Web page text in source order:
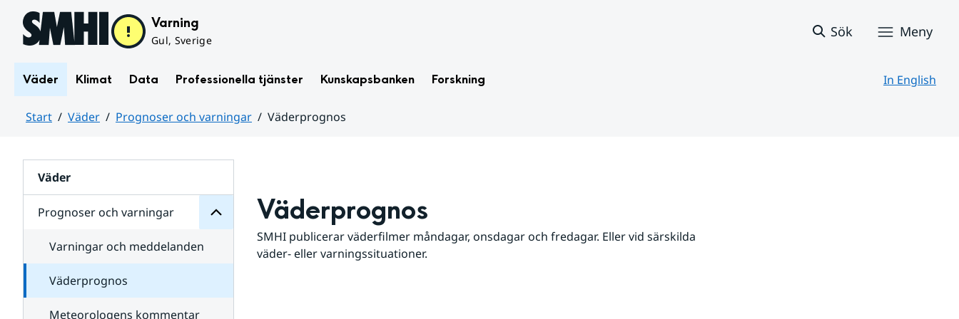
Hoppa till sidans innehåll Varning
Gul, Sverige
Sök Meny
Väder Klimat Data Professionella tjänster Kunskapsbanken Forskning In English
Start Väder Prognoser och varningar
Väderprognos
Väder
Prognoser och varningar
för
varningar
Varningar och meddelanden
Väderprognos
Meteorologens kommentar
Väderprognos
SMHI publicerar väderfilmer måndagar, onsdagar och fredagar. Eller vid särskilda
väder- eller varningssituationer.